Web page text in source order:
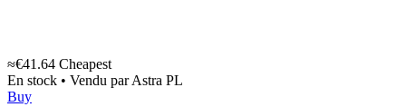
≈€41.64 Cheapest
En stock • Vendu parAstra PL
Buy